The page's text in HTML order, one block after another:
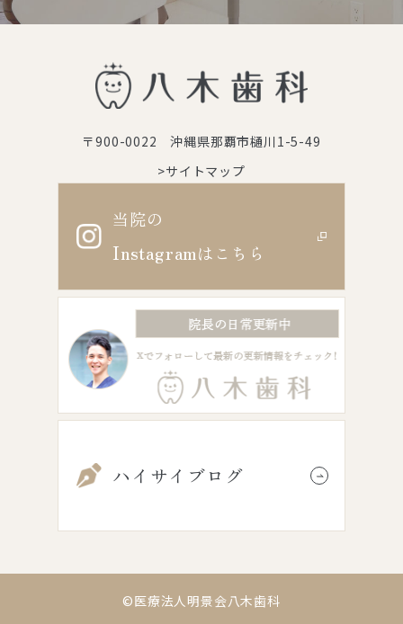
〒900-0022 沖縄県那覇市樋川1-5-49
>サイトマップ
当院の
Instagramはこちら
ハイサイブログ
©医療法人明景会八木歯科